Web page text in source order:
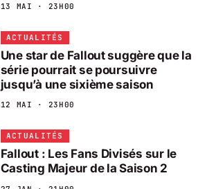
13 MAI · 23H00
ACTUALITÉS
Une star de Fallout suggère que la
série pourrait se poursuivre
jusqu’à une sixième saison
12 MAI · 23H00
ACTUALITÉS
Fallout : Les Fans Divisés sur le
Casting Majeur de la Saison 2